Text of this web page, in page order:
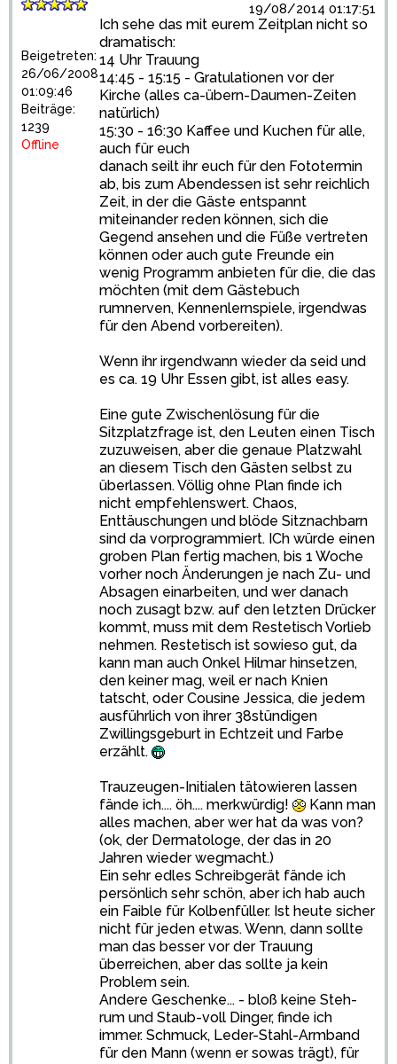
Beigetreten:
26/06/2008
01:09:46
Beiträge:
1239
Offline
19/08/2014 01:17:51
Ich sehe das mit eurem Zeitplan nicht so
dramatisch:
14 Uhr Trauung
14:45 - 15:15 - Gratulationen vor der
Kirche (alles ca-übern-Daumen-Zeiten
natürlich)
15:30 - 16:30 Kaffee und Kuchen für alle,
auch für euch
danach seilt ihr euch für den Fototermin
ab, bis zum Abendessen ist sehr reichlich
Zeit, in der die Gäste entspannt
miteinander reden können, sich die
Gegend ansehen und die Füße vertreten
können oder auch gute Freunde ein
wenig Programm anbieten für die, die das
möchten (mit dem Gästebuch
rumnerven, Kennenlernspiele, irgendwas
für den Abend vorbereiten).
Wenn ihr irgendwann wieder da seid und
es ca. 19 Uhr Essen gibt, ist alles easy.
Eine gute Zwischenlösung für die
Sitzplatzfrage ist, den Leuten einen Tisch
zuzuweisen, aber die genaue Platzwahl
an diesem Tisch den Gästen selbst zu
überlassen. Völlig ohne Plan finde ich
nicht empfehlenswert. Chaos,
Enttäuschungen und blöde Sitznachbarn
sind da vorprogrammiert. ICh würde einen
groben Plan fertig machen, bis 1 Woche
vorher noch Änderungen je nach Zu- und
Absagen einarbeiten, und wer danach
noch zusagt bzw. auf den letzten Drücker
kommt, muss mit dem Restetisch Vorlieb
nehmen. Restetisch ist sowieso gut, da
kann man auch Onkel Hilmar hinsetzen,
den keiner mag, weil er nach Knien
tatscht, oder Cousine Jessica, die jedem
ausführlich von ihrer 38stündigen
Zwillingsgeburt in Echtzeit und Farbe
erzählt.
Trauzeugen-Initialen tätowieren lassen
fände ich.... öh.... merkwürdig!
Kann man
alles machen, aber wer hat da was von?
(ok, der Dermatologe, der das in 20
Jahren wieder wegmacht.)
Ein sehr edles Schreibgerät fände ich
persönlich sehr schön, aber ich hab auch
ein Faible für Kolbenfüller. Ist heute sicher
nicht für jeden etwas. Wenn, dann sollte
man das besser vor der Trauung
überreichen, aber das sollte ja kein
Problem sein.
Andere Geschenke... - bloß keine Steh-
rum und Staub-voll Dinger, finde ich
immer. Schmuck, Leder-Stahl-Armband
für den Mann (wenn er sowas trägt), für